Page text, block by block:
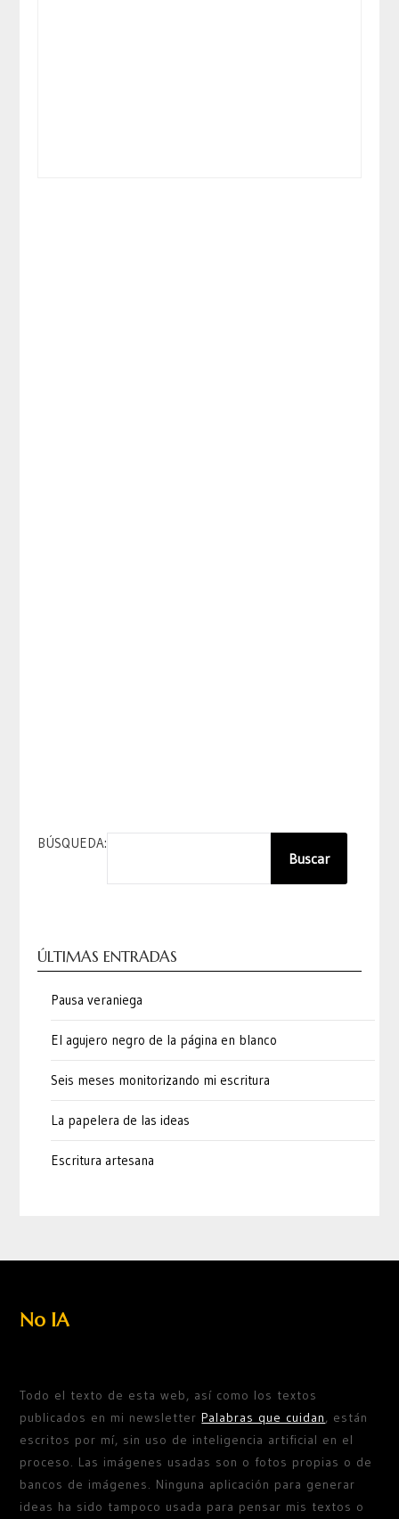
BÚSQUEDA:
Buscar
ÚLTIMAS ENTRADAS
Pausa veraniega
El agujero negro de la página en blanco
Seis meses monitorizando mi escritura
La papelera de las ideas
Escritura artesana
No IA
Todo el texto de esta web, así como los textos
publicados en mi newsletterPalabras que cuidan, están
escritos por mí, sin uso de inteligencia artificial en el
proceso. Las imágenes usadas son o fotos propias o de
bancos de imágenes. Ninguna aplicación para generar
ideas ha sido tampoco usada para pensar mis textos o